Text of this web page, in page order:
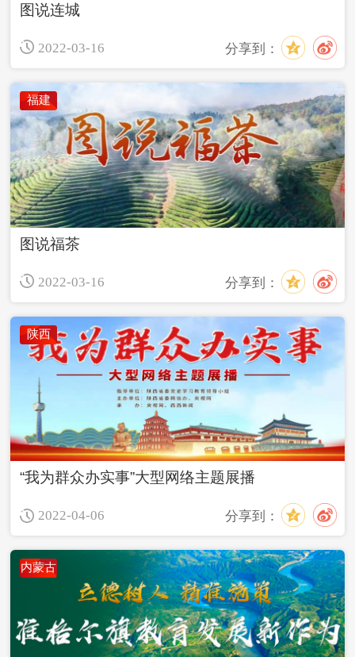
图说连城
2022-03-16 分享到：
福建
图说福茶
2022-03-16 分享到：
陕西
“我为群众办实事”大型网络主题展播
2022-04-06 分享到：
内蒙古